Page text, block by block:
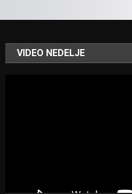
VIDEO NEDELJE